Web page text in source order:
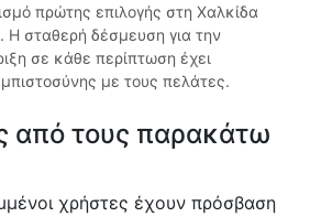
πρώτης επιλογής στη Χαλκίδα
Η σταθερή δέσμευση για την
σε κάθε περίπτωση έχει
με τους πελάτες.
από τους παρακάτω
χρήστες έχουν πρόσβαση